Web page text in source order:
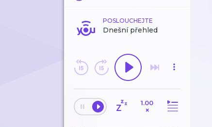
POSLOUCHEJTE
Dnešní přehled
1.00
×